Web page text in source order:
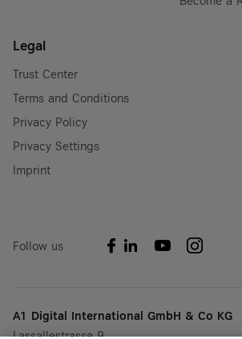
Legal
Trust Center
Terms and Conditions
Privacy Policy
Privacy Settings
Imprint
Follow us
A1 Digital International GmbH & Co KG
Lassallestrasse 9